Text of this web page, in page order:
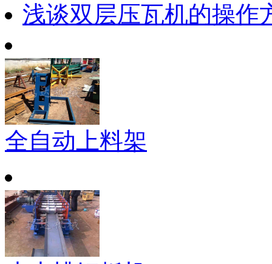
浅谈双层压瓦机的操作
全自动上料架